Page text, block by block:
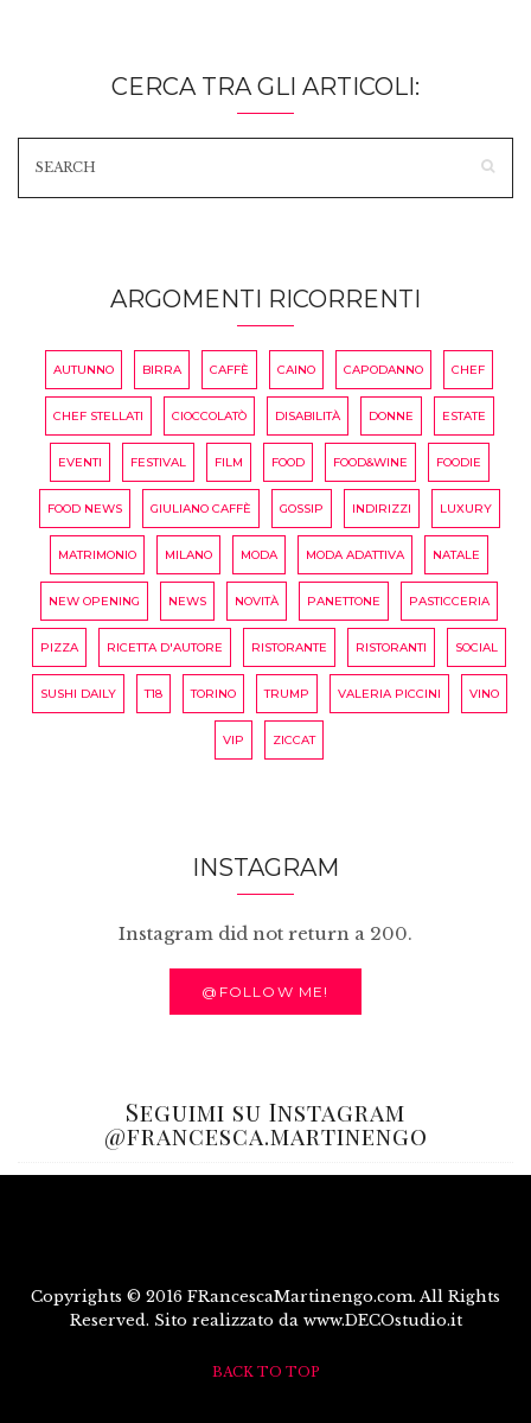
CERCA TRA GLI ARTICOLI:
ARGOMENTI RICORRENTI
AUTUNNO BIRRA CAFFÈ CAINO CAPODANNO CHEF
CHEF STELLATI CIOCCOLATÒ DISABILITÀ DONNE ESTATE
EVENTI FESTIVAL FILM FOOD FOOD&WINE FOODIE
FOOD NEWS GIULIANO CAFFÈ GOSSIP INDIRIZZI LUXURY
MATRIMONIO MILANO MODA MODA ADATTIVA NATALE
NEW OPENING NEWS NOVITÀ PANETTONE PASTICCERIA
PIZZA RICETTA D'AUTORE RISTORANTE RISTORANTI SOCIAL
SUSHI DAILY T18 TORINO TRUMP VALERIA PICCINI VINO
VIP ZICCAT
INSTAGRAM
Instagram did not return a 200.
@FOLLOW ME!
Seguimi su Instagram
@francesca.martinengo
Copyrights © 2016 FRancescaMartinengo.com. All Rights
Reserved. Sito realizzato da www.DECOstudio.it
BACK TO TOP